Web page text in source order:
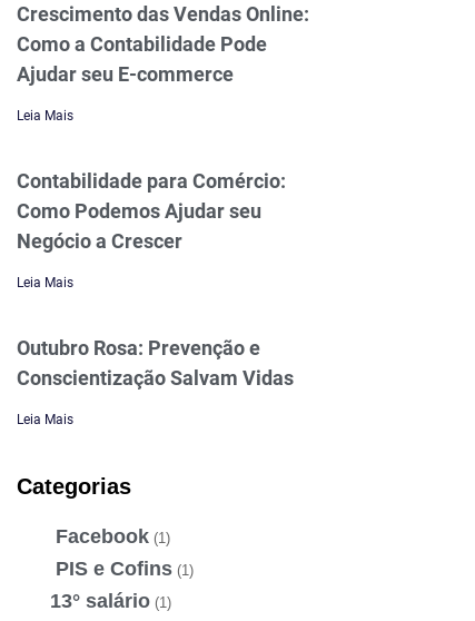
Crescimento das Vendas Online:
Como a Contabilidade Pode
Ajudar seu E-commerce
Leia Mais
Contabilidade para Comércio:
Como Podemos Ajudar seu
Negócio a Crescer
Leia Mais
Outubro Rosa: Prevenção e
Conscientização Salvam Vidas
Leia Mais
Categorias
Facebook (1)
PIS e Cofins (1)
13° salário (1)